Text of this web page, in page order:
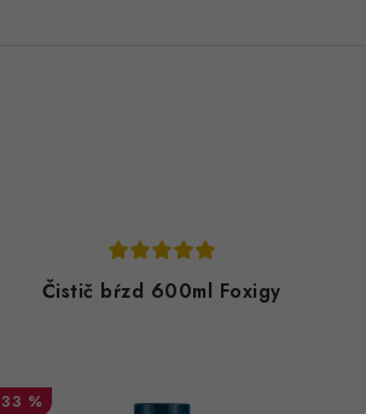
Čistič bŕzd 600ml Foxigy
33 %